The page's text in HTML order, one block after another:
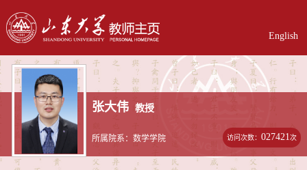
English
张大伟 教授
所属院系：数学学院 访问次数：027421次